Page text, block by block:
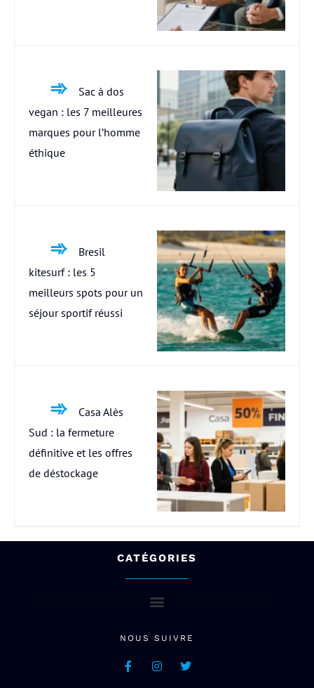
Sac à dos
vegan : les 7 meilleures
marques pour l’homme
éthique
Bresil
kitesurf : les 5
meilleurs spots pour un
séjour sportif réussi
Casa Alès
Sud : la fermeture
définitive et les offres
de déstockage
CATÉGORIES
NOUS SUIVRE